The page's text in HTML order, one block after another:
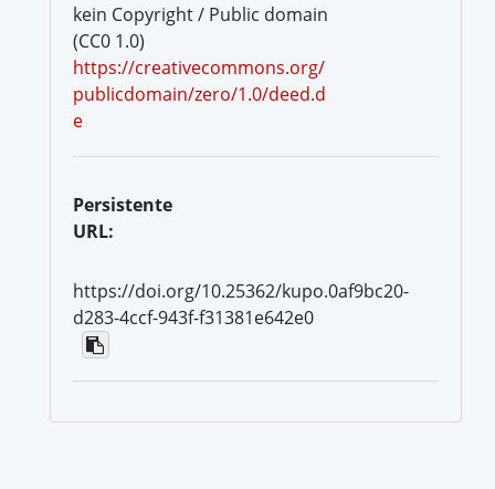
kein Copyright / Public domain
(CC0 1.0)
https://creativecommons.org/
publicdomain/zero/1.0/deed.d
e
Persistente
URL:
https://doi.org/10.25362/kupo.0af9bc20-
d283-4ccf-943f-f31381e642e0